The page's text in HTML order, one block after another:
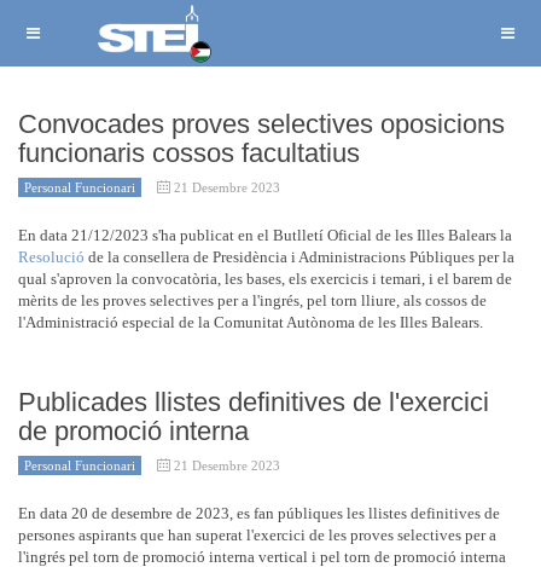
Convocades proves selectives oposicions
funcionaris cossos facultatius
Personal Funcionari 21 Desembre 2023
En data 21/12/2023 s'ha publicat en el Butlletí Oficial de les Illes Balears la
Resolució de la consellera de Presidència i Administracions Públiques per la
qual s'aproven la convocatòria, les bases, els exercicis i temari, i el barem de
mèrits de les proves selectives per a l'ingrés, pel torn lliure, als cossos de
l'Administració especial de la Comunitat Autònoma de les Illes Balears.
Publicades llistes definitives de l'exercici
de promoció interna
Personal Funcionari 21 Desembre 2023
En data 20 de desembre de 2023, es fan públiques les llistes definitives de
persones aspirants que han superat l'exercici de les proves selectives per a
l'ingrés pel torn de promoció interna vertical i pel torn de promoció interna